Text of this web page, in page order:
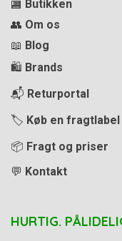
🏬 Butikken
👥 Om os
📖 Blog
🛍️ Brands
📬 Returportal
🏷️ Køb en fragtlabel
📦 Fragt og priser
💬 Kontakt
HURTIG.